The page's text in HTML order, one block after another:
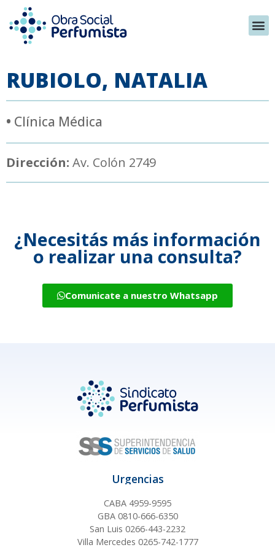
RUBIOLO, NATALIA
• Clínica Médica
Dirección: Av. Colón 2749
¿Necesitás más información
o realizar una consulta?
Comunicate a nuestro Whatsapp
Urgencias
CABA 4959-9595
GBA 0810-666-6350
San Luis 0266-443-2232
Villa Mercedes 0265-742-1777